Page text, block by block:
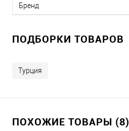
Бренд
ПОДБОРКИ ТОВАРОВ
Турция
ПОХОЖИЕ ТОВАРЫ (8)